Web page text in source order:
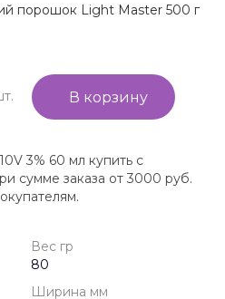
порошок Light Master 500 г
В корзину
3% 60 мл купить с
сумме заказа от 3000 руб.
Вес гр
80
Ширина мм